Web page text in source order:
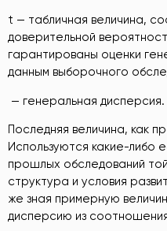
t — табличная величина,
доверительной
гарантированы оценки
данным выборочного
— генеральная дисперсия.
Последняя величина, как
Используются какие-либо
прошлых обследований
структура и условия
же зная примерную
дисперсию из